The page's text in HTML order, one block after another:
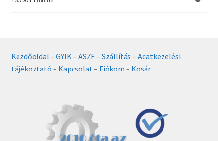
Kezdőoldal – GYIK– ÁSZF– Szállítás – Adatkezelési
tájékoztató – Kapcsolat– Fiókom – Kosár